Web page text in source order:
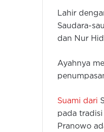
Lahir
Saudara-
dan Nur
Ayahnya
Suami dari
pada tradisi
Pranowo